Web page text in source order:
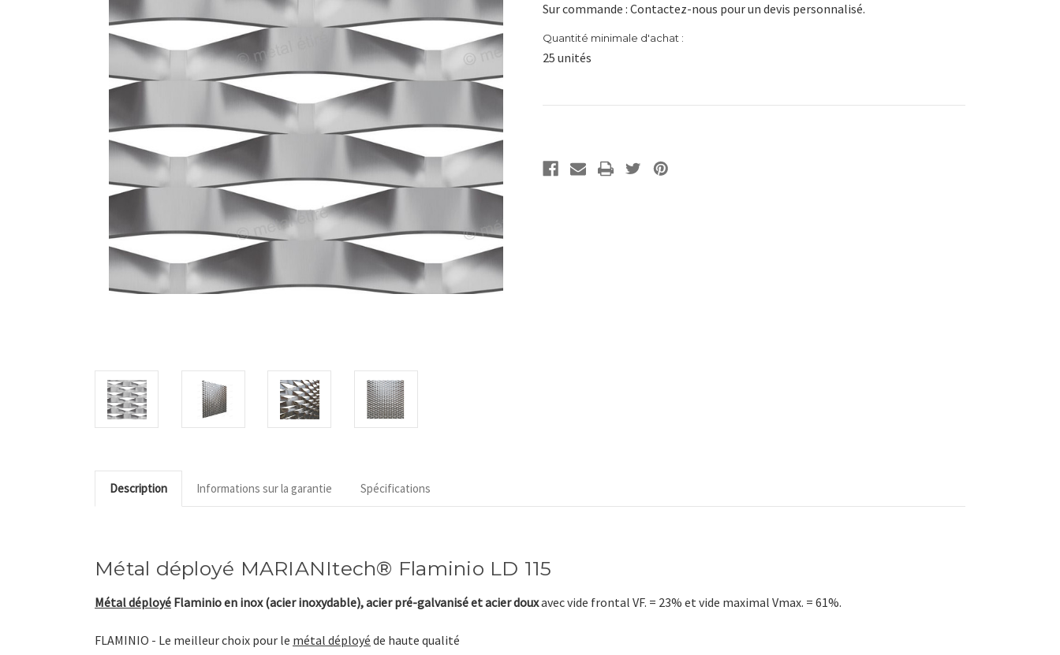
Sur commande : Contactez-nous pour un devis personnalisé.
Quantité minimale d'achat :
25 unités
Description Informations sur la garantie Spécifications
Métal déployé MARIANItech® Flaminio LD 115
Métal déployé Flaminioen inox (acier inoxydable), acier pré-galvanisé et acier douxavec vide frontal VF. = 23% et vide maximal Vmax. = 61%.
FLAMINIO - Le meilleur choix pour le métal déployé de haute qualité